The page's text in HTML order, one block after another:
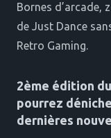
Bornes d’arcade,
de Just Dance
Retro Gaming.
2ème édition
pourrez
dernières